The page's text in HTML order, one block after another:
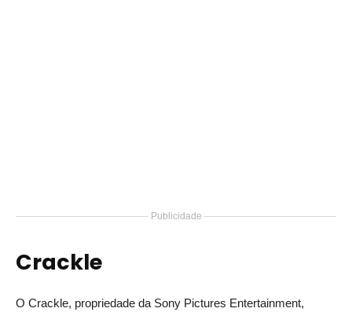
Publicidade
Crackle
O Crackle, propriedade da Sony Pictures Entertainment,